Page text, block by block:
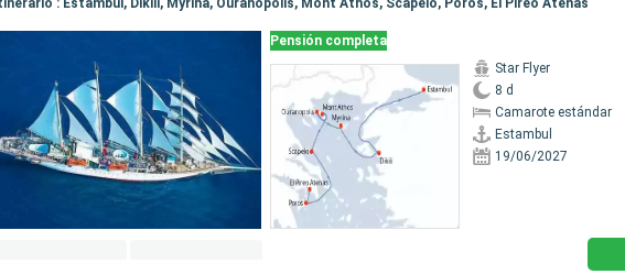
: Estambul, Dikili, Myrina, Ouranopolis, Mont Athos, Scapelo, Poros, El Pireo Atenas
Pensión completa
Star Flyer
8 d
Camarote estándar
Estambul
19/06/2027